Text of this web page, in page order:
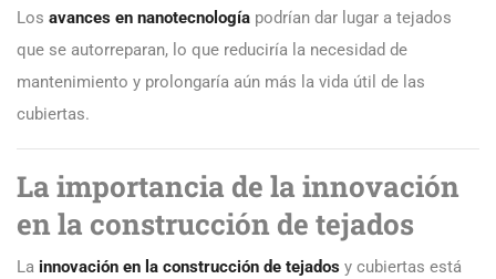
Los avances en nanotecnología podrían dar lugar a tejados
que se autorreparan, lo que reduciría la necesidad de
mantenimiento y prolongaría aún más la vida útil de las
cubiertas.
La importancia de la innovación
en la construcción de tejados
La innovación en la construcción de tejados y cubiertas está